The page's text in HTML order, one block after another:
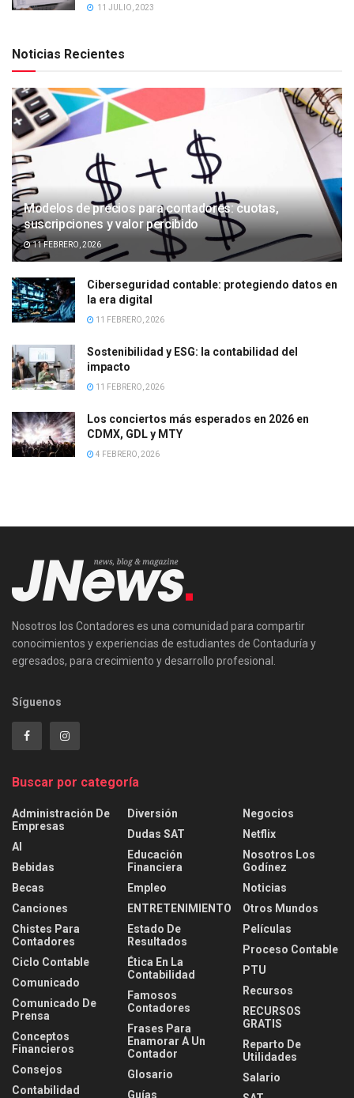
11 JULIO, 2023
Noticias Recientes
Modelos de precios para contadores: cuotas,
suscripciones y valor percibido
11 FEBRERO, 2026
Ciberseguridad contable: protegiendo datos en
la era digital
11 FEBRERO, 2026
Sostenibilidad y ESG: la contabilidad del
impacto
11 FEBRERO, 2026
Los conciertos más esperados en 2026 en
CDMX, GDL y MTY
4 FEBRERO, 2026
Nosotros los Contadores es una comunidad para compartir
conocimientos y experiencias de estudiantes de Contaduría y
egresados, para crecimiento y desarrollo profesional.
Síguenos
Buscar por categoría
Administración De
Empresas
AI
Bebidas
Becas
Canciones
Chistes Para
Contadores
Ciclo Contable
Comunicado
Comunicado De
Prensa
Conceptos
Financieros
Consejos
Contabilidad
Diversión
Dudas SAT
Educación
Financiera
Empleo
ENTRETENIMIENTO
Estado De
Resultados
Ética En La
Contabilidad
Famosos
Contadores
Frases Para
Enamorar A Un
Contador
Glosario
Guías
Negocios
Netflix
Nosotros Los
Godínez
Noticias
Otros Mundos
Películas
Proceso Contable
PTU
Recursos
RECURSOS
GRATIS
Reparto De
Utilidades
Salario